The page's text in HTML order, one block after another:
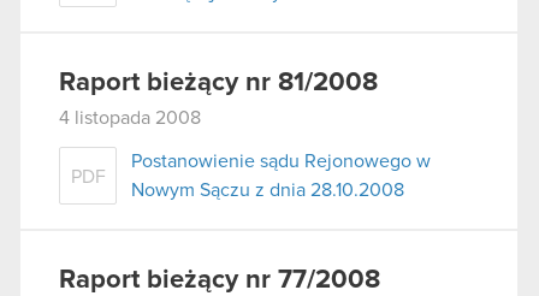
Raport bieżący nr 81/2008
4 listopada 2008
PDF
Postanowienie sądu Rejonowego w
Nowym Sączu z dnia 28.10.2008
Raport bieżący nr 77/2008